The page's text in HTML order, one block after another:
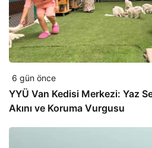
6 gün önce
YYÜ Van Kedisi Merkezi: Yaz
Akını ve Koruma Vurgusu